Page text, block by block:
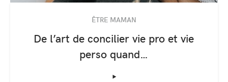
ÊTRE MAMAN
De l’art de concilier vie pro et vie
perso quand…
‣